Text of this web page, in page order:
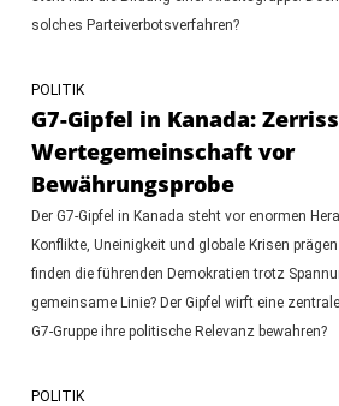
solches Parteiverbotsverfahren?
POLITIK
G7-Gipfel in Kanada:
Wertegemeinschaft vor
Bewährungsprobe
Der G7-Gipfel in Kanada steht vor enormen
Konflikte, Uneinigkeit und globale Krisen
finden die führenden Demokratien trotz
gemeinsame Linie? Der Gipfel wirft eine
G7-Gruppe ihre politische Relevanz bewahren?
POLITIK